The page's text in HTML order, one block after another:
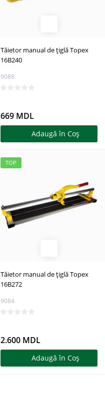
Tăietor manual de țiglă Topex
16B240
9088
669 MDL
Adaugă în Coş
TOP
Tăietor manual de țiglă Topex
16B272
9084
2.600 MDL
Adaugă în Coş